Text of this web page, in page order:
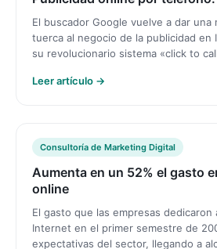
El buscador Google vuelve a dar una
tuerca al negocio de la publicidad en
su revolucionario sistema «click to
Leer artículo →
Consultoría de Marketing Digital
Aumenta en un 52% el gasto
online
El gasto que las empresas dedicaron
Internet en el primer semestre de
expectativas del sector, llegando a